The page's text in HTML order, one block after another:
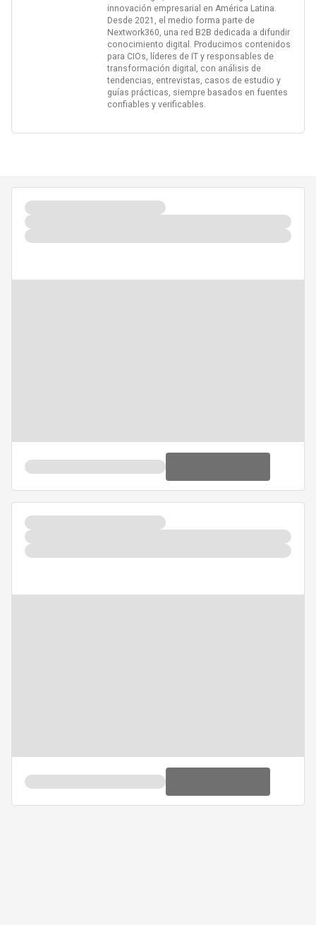
innovación empresarial en América Latina.
Desde 2021, el medio forma parte de
Nextwork360, una red B2B dedicada a difundir
conocimiento digital. Producimos contenidos
para CIOs, líderes de IT y responsables de
transformación digital, con análisis de
tendencias, entrevistas, casos de estudio y
guías prácticas, siempre basados en fuentes
confiables y verificables.